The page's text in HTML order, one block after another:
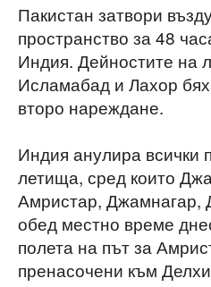
Пакистан затвори
пространство за 48
Индия. Дейностите на
Исламабад и Лахор
второ нареждане.
Индия анулира всички
летища, сред които
Амристар, Джамнагар,
обед местно време
полета на път за
пренасочени към